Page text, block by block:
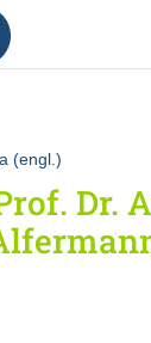
(engl.)
Dr.